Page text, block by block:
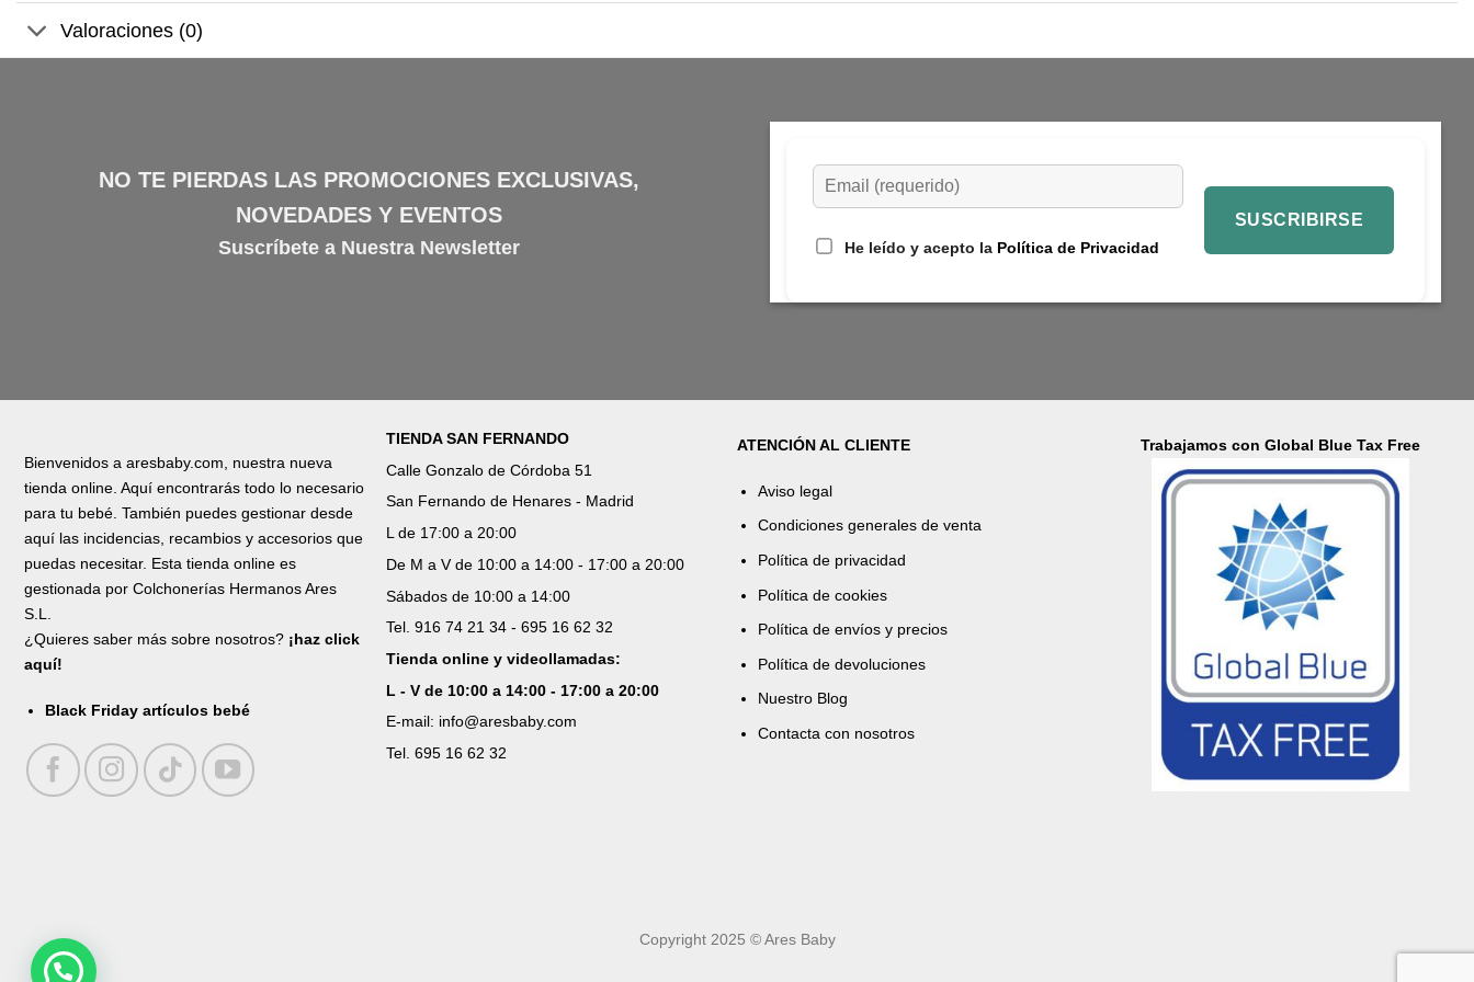
Valoraciones (0)
NO TE PIERDAS LAS PROMOCIONES EXCLUSIVAS,
NOVEDADES Y EVENTOS
Suscríbete a Nuestra Newsletter He leído y acepto la Política de Privacidad
Bienvenidos a aresbaby.com, nuestra nueva
tienda online. Aquí encontrarás todo lo necesario
para tu bebé. También puedes gestionar desde
aquí las incidencias, recambios y accesorios que
puedas necesitar. Esta tienda online es
gestionada por Colchonerías Hermanos Ares
S.L.
¿Quieres saber más sobre nosotros? ¡haz click
aquí!
Black Friday artículos bebé
TIENDA SAN FERNANDO
Calle Gonzalo de Córdoba 51
San Fernando de Henares - Madrid
L de 17:00 a 20:00
De M a V de 10:00 a 14:00 - 17:00 a 20:00
Sábados de 10:00 a 14:00
Tel. 916 74 21 34 - 695 16 62 32
Tienda online y videollamadas:
L - V de 10:00 a 14:00 - 17:00 a 20:00
E-mail: info@aresbaby.com
Tel. 695 16 62 32
ATENCIÓN AL CLIENTE
Aviso legal
Condiciones generales de venta
Política de privacidad
Política de cookies
Política de envíos y precios
Política de devoluciones
Nuestro Blog
Contacta con nosotros
Trabajamos con Global Blue Tax Free
Copyright 2025 © Ares Baby